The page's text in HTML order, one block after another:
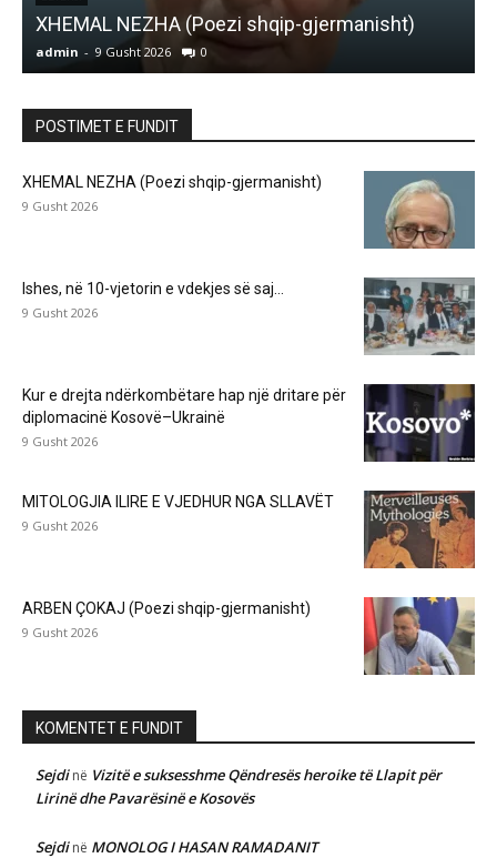
Ishes, në 10-vjetorin e vdekjes së saj…
admin - 9 Gusht 2026 0
POSTIMET E FUNDIT
XHEMAL NEZHA (Poezi shqip-gjermanisht)
9 Gusht 2026
Ishes, në 10-vjetorin e vdekjes së saj…
9 Gusht 2026
Kur e drejta ndërkombëtare hap një dritare për
diplomacinë Kosovë–Ukrainë
9 Gusht 2026
MITOLOGJIA ILIRE E VJEDHUR NGA SLLAVËT
9 Gusht 2026
ARBEN ÇOKAJ (Poezi shqip-gjermanisht)
9 Gusht 2026
KOMENTET E FUNDIT
Sejdinë Vizitë e suksesshme Qëndresës heroike të Llapit për
Lirinë dhe Pavarësinë e Kosovës
Sejdinë MONOLOG I HASAN RAMADANIT